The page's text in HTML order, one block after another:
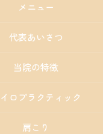
メニュー
代表あいさつ
当院の特徴
ロプラクティック
肩こり